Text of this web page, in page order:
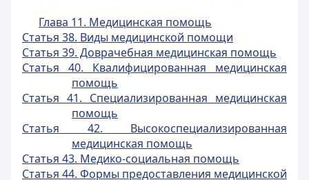
Глава 11. Медицинская помощь
Статья 38. Виды медицинской помощи
Статья 39. Доврачебная медицинская помощь
Статья 40. Квалифицированная медицинская
помощь
Статья 41. Специализированная медицинская
помощь
Статья 42. Высокоспециализированная
медицинская помощь
Статья 43. Медико-социальная помощь
Статья 44. Формы предоставления медицинской